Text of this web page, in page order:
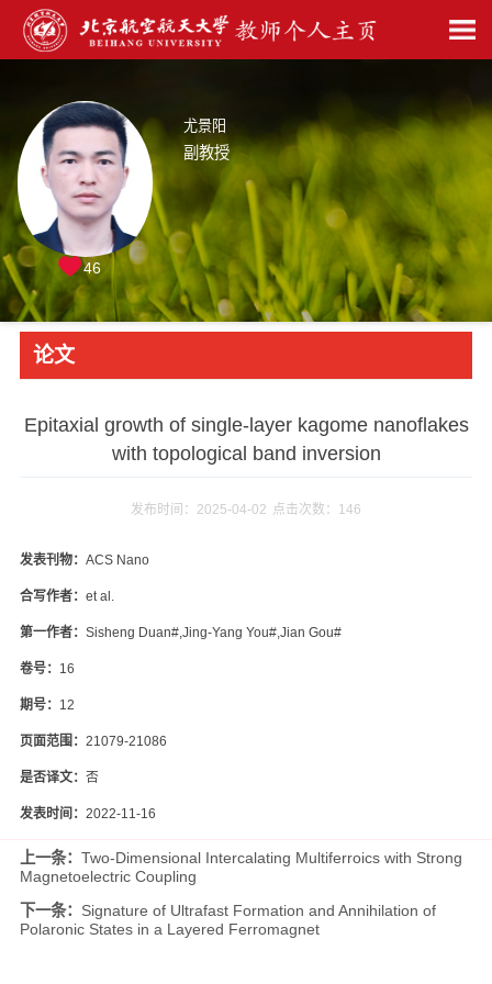
尤景阳
副教授
46
论文
Epitaxial growth of single-layer kagome nanoflakes
with topological band inversion
发布时间：2025-04-02 点击次数： 146
发表刊物： ACS Nano
合写作者： et al.
第一作者： Sisheng Duan#,Jing-Yang You#,Jian Gou#
卷号： 16
期号： 12
页面范围： 21079-21086
是否译文： 否
发表时间： 2022-11-16
上一条： Two-Dimensional Intercalating Multiferroics with Strong
Magnetoelectric Coupling
下一条： Signature of Ultrafast Formation and Annihilation of
Polaronic States in a Layered Ferromagnet